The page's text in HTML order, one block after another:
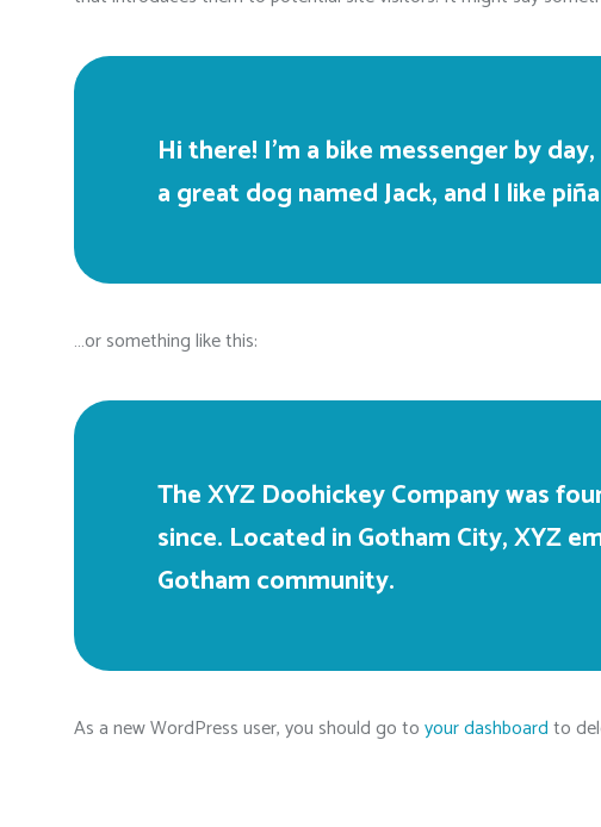
Hi there! I’m a bike messenger by
a great dog named Jack, and I like
…or something like this:
The XYZ Doohickey Company was
since. Located in Gotham City, XYZ
Gotham community.
As a new WordPress user, you should go toyour dashboardto